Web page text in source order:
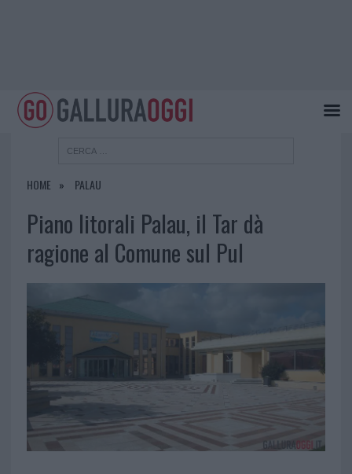
HOME PALAU
Piano litorali Palau, il Tar dà
ragione al Comune sul Pul